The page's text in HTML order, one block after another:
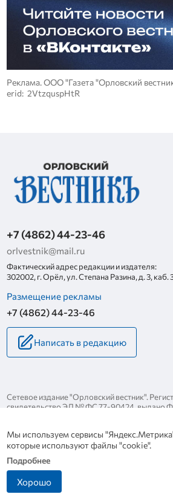
Реклама. ООО "Газета "Орловский
erid: 2VtzquspHtR
+7 (4862) 44-23-46
orlvestnik@mail.ru
Фактический адрес редакции и издателя:
302002, г. Орёл, ул. Степана Разина, д. 3, каб.
Размещение рекламы
+7 (4862) 44-23-46
Написать в редакцию
Сетевое издание "Орловский вестник".
свидетельство ЭЛ № ФС 77-90424, выдано
Политика конфиденциальности
Мы используем сервисы
которые используют файлы "cookie".
Подробнее
Хорошо